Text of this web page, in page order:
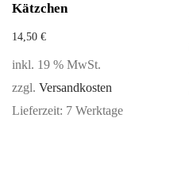
Kätzchen
14,50 €
inkl. 19 % MwSt.
zzgl. Versandkosten
Lieferzeit: 7 Werktage